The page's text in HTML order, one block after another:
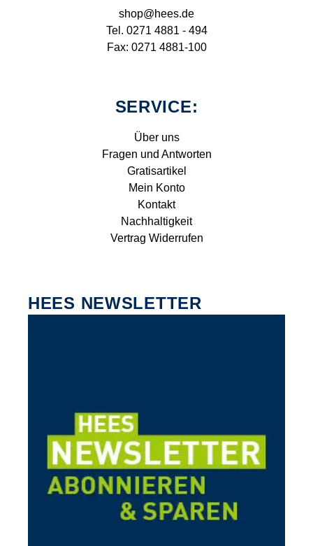
shop@hees.de
Tel. 0271 4881 - 494
Fax: 0271 4881-100
SERVICE:
Über uns
Fragen und Antworten
Gratisartikel
Mein Konto
Kontakt
Nachhaltigkeit
Vertrag Widerrufen
HEES NEWSLETTER